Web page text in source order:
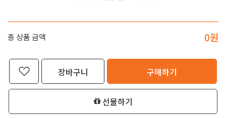
총 상품 금액 0원
장바구니 구매하기
선물하기